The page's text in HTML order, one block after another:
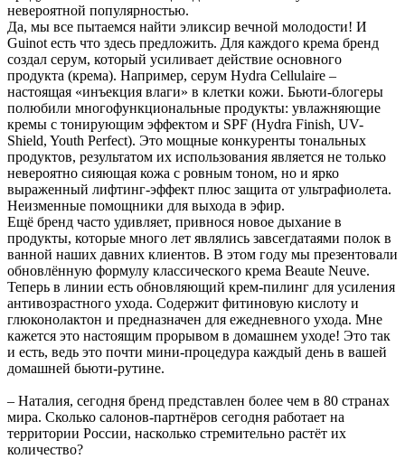
невероятной популярностью.
Да, мы все пытаемся найти эликсир вечной молодости! И
Guinot есть что здесь предложить. Для каждого крема бренд
создал серум, который усиливает действие основного
продукта (крема). Например, серум Hydra Cellulaire –
настоящая «инъекция влаги» в клетки кожи. Бьюти-блогеры
полюбили многофункциональные продукты: увлажняющие
кремы с тонирующим эффектом и SPF (Hydra Finish, UV-
Shield, Youth Perfect). Это мощные конкуренты тональных
продуктов, результатом их использования является не только
невероятно сияющая кожа с ровным тоном, но и ярко
выраженный лифтинг-эффект плюс защита от ультрафиолета.
Неизменные помощники для выхода в эфир.
Ещё бренд часто удивляет, привнося новое дыхание в
продукты, которые много лет являлись завсегдатаями полок в
ванной наших давних клиентов. В этом году мы презентовали
обновлённую формулу классического крема Beaute Neuve.
Теперь в линии есть обновляющий крем-пилинг для усиления
антивозрастного ухода. Содержит фитиновую кислоту и
глюконолактон и предназначен для ежедневного ухода. Мне
кажется это настоящим прорывом в домашнем уходе! Это так
и есть, ведь это почти мини-процедура каждый день в вашей
домашней бьюти-рутине.
– Наталия, сегодня бренд представлен более чем в 80 странах
мира. Сколько салонов-партнёров сегодня работает на
территории России, насколько стремительно растёт их
количество?